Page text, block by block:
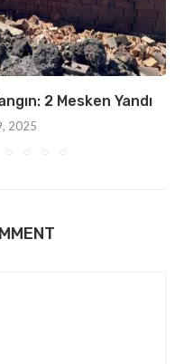
2 Mesken Yandı
2025